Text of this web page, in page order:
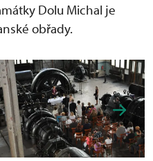
Dolu Michal je
obřady.